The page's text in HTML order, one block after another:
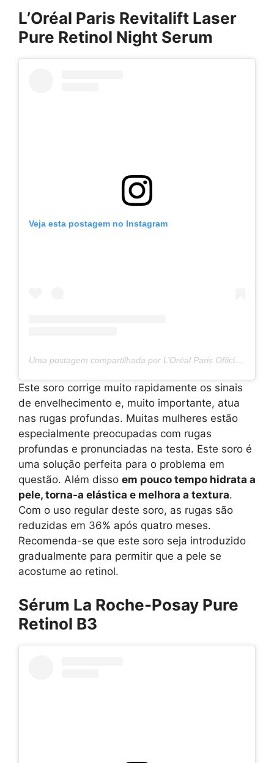
L’Oréal Paris Revitalift Laser
Pure Retinol Night Serum
Veja esta postagem no Instagram
Uma postagem compartilhada por L’Oréal Paris Official (@lorealparis)
Este soro corrige muito rapidamente os sinais
de envelhecimento e, muito importante, atua
nas rugas profundas. Muitas mulheres estão
especialmente preocupadas com rugas
profundas e pronunciadas na testa. Este soro é
uma solução perfeita para o problema em
questão. Além disso em pouco tempo hidrata a
pele, torna-a elástica e melhora a textura.
Com o uso regular deste soro, as rugas são
reduzidas em 36% após quatro meses.
Recomenda-se que este soro seja introduzido
gradualmente para permitir que a pele se
acostume ao retinol.
Sérum La Roche-Posay Pure
Retinol B3